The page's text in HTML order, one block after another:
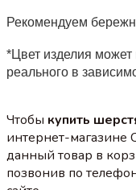
Рекомендуем
*Цвет изделия может
реального в
Чтобы купить
интернет-магазине
данный товар в
позвонив по